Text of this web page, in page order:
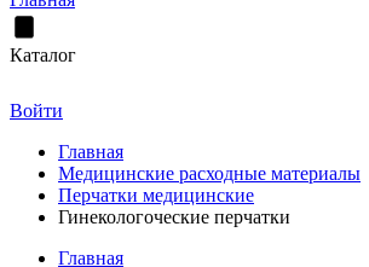
Каталог
Войти
Главная
Медицинские расходные материалы
Перчатки медицинские
Гинекологоческие перчатки
Главная